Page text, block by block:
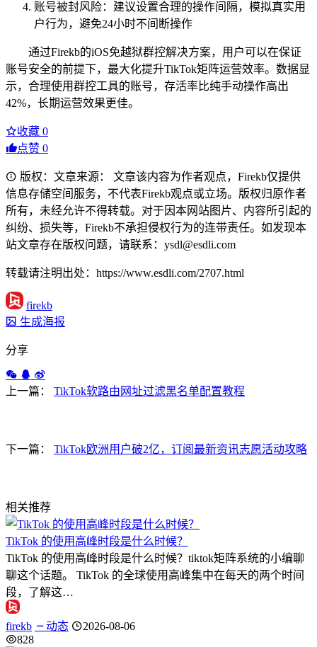
账号被封风险：建议设置合理的操作间隔，模拟真实用
户行为，避免24小时不间断操作
通过Firekb的iOS免越狱群控解决方案，用户可以在保证
账号安全的前提下，最大化提升TikTok矩阵运营效率。数据显
示，合理使用群控工具的账号，存活率比纯手动操作高出
42%，长期运营效果更佳。
收藏 0
点赞 0
版权：文章来源： 文章该内容为作者观点，Firekb仅提供
信息存储空间服务，不代表Firekb观点或立场。版权归原作者
所有，未经允许不得转载。对于因本网站图片、内容所引起的
纠纷、损失等，Firekb不承担侵权行为的连带责任。如发现本
站文章存在版权问题，请联系：ysdl@esdli.com
转载请注明出处：https://www.esdli.com/2707.html
firekb
生成海报
分享
上一篇： TikTok软路由网址过滤黑名单配置教程
下一篇： TikTok欧洲用户破2亿，订阅最新资讯志愿活动攻略
相关推荐
TikTok 的使用高峰时段是什么时候？
TikTok 的使用高峰时段是什么时候？tiktok矩阵系统的小编聊
聊这个话题。 TikTok 的全球使用高峰集中在每天的两个时间
段，了解这…
firekb 动态
2026-08-06
828